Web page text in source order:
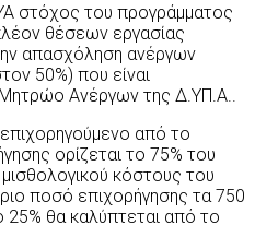
στόχος του προγράμματος
θέσεων εργασίας
απασχόληση ανέργων
50%) που είναι
Μητρώο Ανέργων της Δ.ΥΠ.Α..
από το
ορίζεται το 75% του
μισθολογικού κόστους του
ποσό επιχορήγησης τα 750
θα καλύπτεται από το